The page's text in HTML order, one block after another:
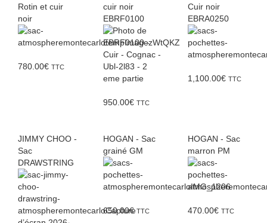
Rotin et cuir
noir
780.00€ TTC
cuir noir
EBRF0100
950.00€ TTC
Cuir noir
EBRA0250
1,100.00€ TTC
JIMMY CHOO -
Sac
DRAWSTRING
HOGAN - Sac
grainé GM
650.00€ TTC
HOGAN - Sac
marron PM
470.00€ TTC